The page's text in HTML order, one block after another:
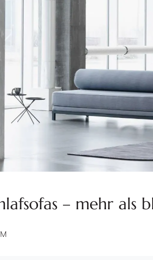
– mehr als